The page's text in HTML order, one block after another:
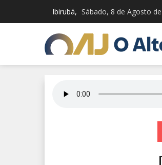
Ibirubá, Sábado, 8 de Agosto